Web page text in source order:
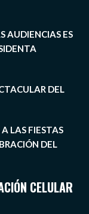
AUDIENCIAS ES
DEL
LAS FIESTAS
DEL
CELULAR